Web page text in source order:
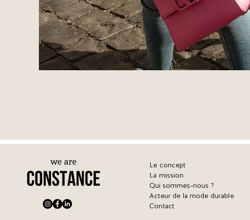
Le concept
La mission
Qui sommes-nous ?
Acteur de la mode durable
Contact